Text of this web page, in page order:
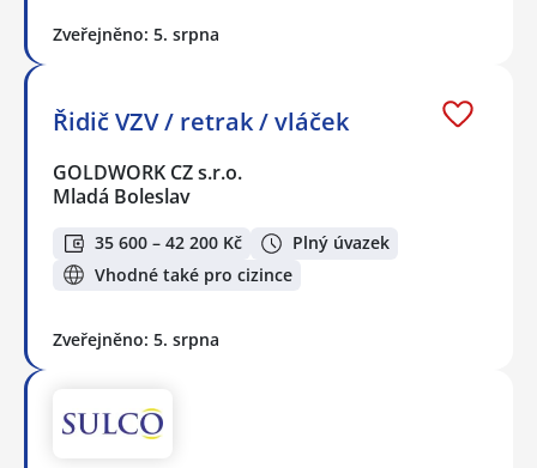
Zveřejněno: 5. srpna
Řidič VZV / retrak / vláček
GOLDWORK CZ s.r.o.
Mladá Boleslav
35 600 – 42 200 Kč
Plný úvazek
Vhodné také pro cizince
Zveřejněno: 5. srpna